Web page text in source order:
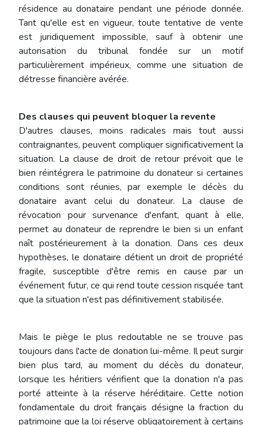
résidence au donataire pendant une période donnée.
Tant qu'elle est en vigueur, toute tentative de vente
est juridiquement impossible, sauf à obtenir une
autorisation du tribunal fondée sur un motif
particulièrement impérieux, comme une situation de
détresse financière avérée.
Des clauses qui peuvent bloquer la revente
D'autres clauses, moins radicales mais tout aussi
contraignantes, peuvent compliquer significativement la
situation. La clause de droit de retour prévoit que le
bien réintégrera le patrimoine du donateur si certaines
conditions sont réunies, par exemple le décès du
donataire avant celui du donateur. La clause de
révocation pour survenance d'enfant, quant à elle,
permet au donateur de reprendre le bien si un enfant
naît postérieurement à la donation. Dans ces deux
hypothèses, le donataire détient un droit de propriété
fragile, susceptible d'être remis en cause par un
événement futur, ce qui rend toute cession risquée tant
que la situation n'est pas définitivement stabilisée.
Mais le piège le plus redoutable ne se trouve pas
toujours dans l'acte de donation lui-même. Il peut surgir
bien plus tard, au moment du décès du donateur,
lorsque les héritiers vérifient que la donation n'a pas
porté atteinte à la réserve héréditaire. Cette notion
fondamentale du droit français désigne la fraction du
patrimoine que la loi réserve obligatoirement à certains